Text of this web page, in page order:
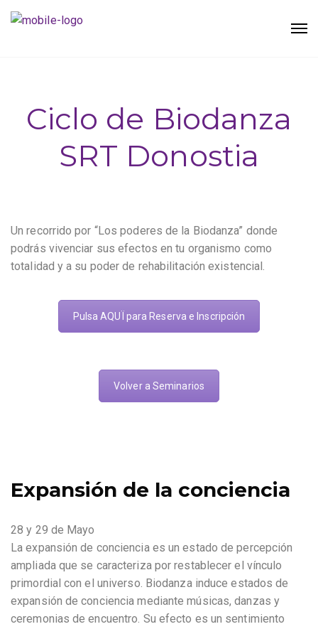
Ciclo de Biodanza
SRT Donostia
Un recorrido por “Los poderes de la Biodanza” donde
podrás vivenciar sus efectos en tu organismo como
totalidad y a su poder de rehabilitación existencial.
Pulsa AQUÏ para Reserva e Inscripción
Volver a Seminarios
Expansión de la conciencia
28 y 29 de Mayo
La expansión de conciencia es un estado de percepción
ampliada que se caracteriza por restablecer el vínculo
primordial con el universo. Biodanza induce estados de
expansión de conciencia mediante músicas, danzas y
ceremonias de encuentro. Su efecto es un sentimiento